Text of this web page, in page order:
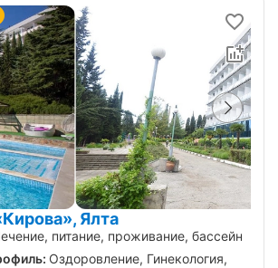
Ялта
питание, проживание, бассейн
Оздоровление, Гинекология,